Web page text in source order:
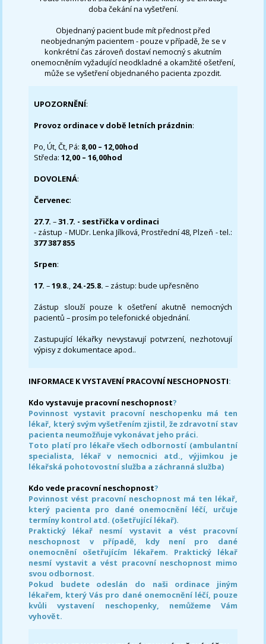
doba čekání na vyšetření.
Objednaný pacient bude mít přednost před
neobjednaným pacientem - pouze v případě, že se v
konkrétní čas zároveň dostaví nemocný s akutním
onemocněním vyžadující neodkladné a okamžité ošetření,
může se vyšetření objednaného pacienta zpozdit.
UPOZORNĚNÍ:
Provoz ordinace v době letních prázdnin:
Po, Út, Čt, Pá: 8,00 – 12,00hod
Středa:12,00 – 16,00hod
DOVOLENÁ:
Červenec:
27.7.–31.7. - sestřička v ordinaci
- zástup - MUDr. Lenka Jílková, Prostřední 48, Plzeň - tel.:
377 387 855
Srpen:
17. –19.8., 24.-25.8. – zástup: bude upřesněno
Zástup slouží pouze k ošetření akutně nemocných
pacientů – prosím po telefonické objednání.
Zastupující lékařky nevystavují potvrzení, nezhotovují
výpisy z dokumentace apod..
INFORMACE K VYSTAVENÍ PRACOVNÍ NESCHOPNOSTI:
Kdo vystavuje pracovní neschopnost?
Povinnost vystavit pracovní neschopenku má ten
lékař, který svým vyšetřením zjistil, že zdravotní stav
pacienta neumožňuje vykonávat jeho práci.
Toto platí pro lékaře všech odborností (ambulantní
specialista, lékař v nemocnici atd., výjimkou je
lékařská pohotovostní služba a záchranná služba)
Kdo vede pracovní neschopnost?
Povinnost vést pracovní neschopnost má ten lékař,
který pacienta pro dané onemocnění léčí, určuje
termíny kontrol atd. (ošetřující lékař).
Praktický lékař nesmí vystavit a vést pracovní
neschopnost v případě, kdy není pro dané
onemocnění ošetřujícím lékařem. Praktický lékař
nesmí vystavit a vést pracovní neschopnost mimo
svou odbornost.
Pokud budete odeslán do naši ordinace jiným
lékařem, který Vás pro dané onemocnění léčí, pouze
kvůli vystavení neschopenky, nemůžeme Vám
vyhovět.